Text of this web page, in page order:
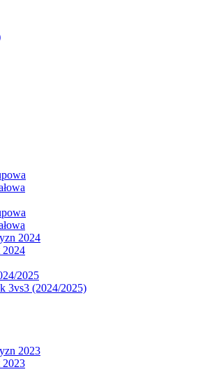
2024
2025
3vs3 (2024/2025)
2023